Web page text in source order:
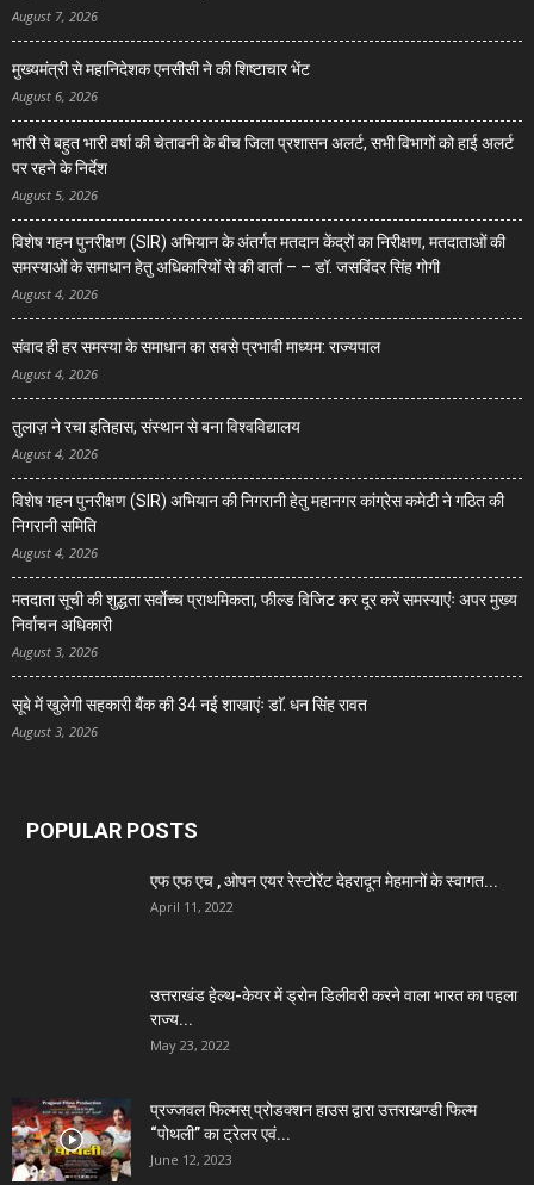
August 7, 2026
मुख्यमंत्री से महानिदेशक एनसीसी ने की शिष्टाचार भेंट
August 6, 2026
भारी से बहुत भारी वर्षा की चेतावनी के बीच जिला प्रशासन अलर्ट, सभी विभागों को हाई अलर्ट
पर रहने के निर्देश
August 5, 2026
विशेष गहन पुनरीक्षण (SIR) अभियान के अंतर्गत मतदान केंद्रों का निरीक्षण, मतदाताओं की
समस्याओं के समाधान हेतु अधिकारियों से की वार्ता – – डॉ. जसविंदर सिंह गोगी
August 4, 2026
संवाद ही हर समस्या के समाधान का सबसे प्रभावी माध्यम: राज्यपाल
August 4, 2026
तुलाज़ ने रचा इतिहास, संस्थान से बना विश्वविद्यालय
August 4, 2026
विशेष गहन पुनरीक्षण (SIR) अभियान की निगरानी हेतु महानगर कांग्रेस कमेटी ने गठित की
निगरानी समिति
August 4, 2026
मतदाता सूची की शुद्धता सर्वाेच्च प्राथमिकता, फील्ड विजिट कर दूर करें समस्याएंः अपर मुख्य
निर्वाचन अधिकारी
August 3, 2026
सूबे में खुलेगी सहकारी बैंक की 34 नई शाखाएंः डाॅ. धन सिंह रावत
August 3, 2026
POPULAR POSTS
एफ एफ एच , ओपन एयर रेस्टोरेंट देहरादून मेहमानों के स्वागत...
April 11, 2022
उत्तराखंड हेल्थ-केयर में ड्रोन डिलीवरी करने वाला भारत का पहला
राज्य...
May 23, 2022
प्रज्जवल फिल्मस् प्रोडक्शन हाउस द्वारा उत्तराखण्डी फिल्म
“पोथली” का ट्रेलर एवं...
June 12, 2023